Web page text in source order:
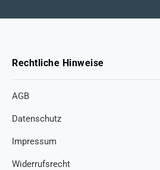
Rechtliche Hinweise
AGB
Datenschutz
Impressum
Widerrufsrecht